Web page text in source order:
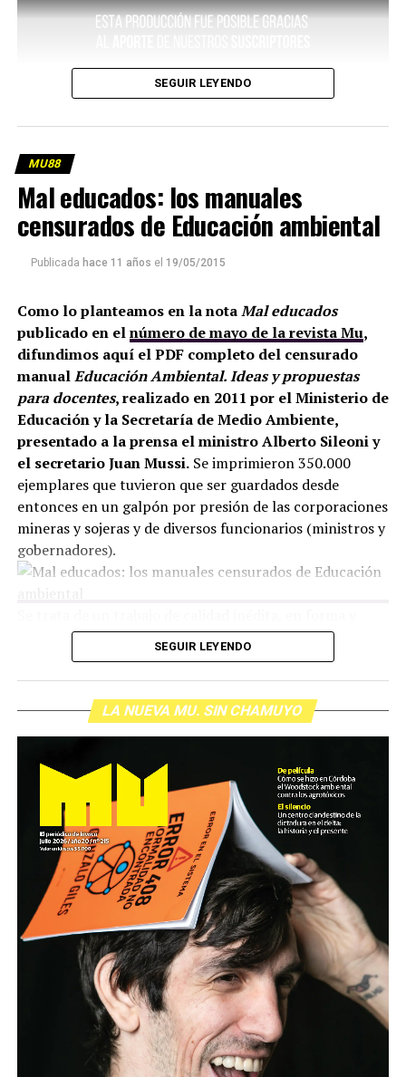
SEGUIR LEYENDO
MU88
Mal educados: los manuales
censurados de Educación ambiental
Publicada hace 11 años el 19/05/2015
Como lo planteamos en la notaMal educados
publicado en elnúmero de mayo de la revista Mu,
difundimos aquí el PDF completo del censurado
manualEducación Ambiental. Ideas y propuestas
para docentes, realizado en 2011 por el Ministerio de
Educación y la Secretaría de Medio Ambiente,
presentado a la prensa el ministro Alberto Sileoni y
el secretario Juan Mussi.Se imprimieron 350.000
ejemplares que tuvieron que ser guardados desde
entonces en un galpón por presión de las corporaciones
mineras y sojeras y de diversos funcionarios (ministros y
gobernadores).
contenidos, cuya libre divulgación es relevante en
momentos en que el debate sobre los bienes comunes es
crucial para gran cantidad de comunidades afectadas
por el modelo extractivo, pero inexistente en la llamada
agenda política, pese (o por) el año electoral. Desde el
herramienta más para que docentes y estudiantes
puedan conocer y debatir estos temas.
En este link podés descargar el manual
en formato .pdf (33Mb)
El árbol de los problemas ambientales
La nota de Mu 88
Por primera vez en la historia el Estado Argentino
elaboró, bajo la órbita del Ministerio de Educación,
manuales de alta calidad de forma y contenidos
SEGUIR LEYENDO
LA NUEVA MU. SIN CHAMUYO